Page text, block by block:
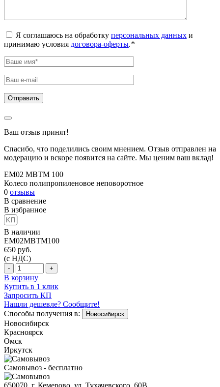
Я соглашаюсь на обработку персональных данных и
принимаю условия договора-оферты.*
Ваш отзыв принят!
Спасибо, что поделились своим мнением. Отзыв отправлен на
модерацию и вскоре появится на сайте. Мы ценим ваш вклад!
EM02 MBTM 100
Колесо полипропиленовое неповоротное
0 отзывы
В сравнение
В избранное
В наличии
EM02MBTM100
650 руб.
(с НДС)
- +
В корзину
Купить в 1 клик
Запросить КП
Нашли дешевле? Сообщите!
Способы получения в:
Новосибирск
Новосибирск
Красноярск
Омск
Иркутск
Самовывоз - бесплатно
650070, г. Кемерово, ул. Тухачевского, 60В